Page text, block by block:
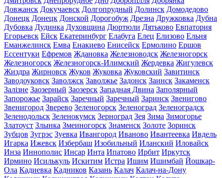
Довжанск Докучаевск Долгопрудный Долинск Домодедово
Донецк Донецк Донской Дорогобуж Дрезна Дружковка Дубна
Дубовка Дудинка Духовщина Дюртюли Дятьково Евпатория
Егорьевск Ейск Екатеринбург Елабуга Елец Елизово Ельня
Еманжелинск Емва Енакиево Енисейск Ермолино Ершов
Ессентуки Ефремов Ждановка Железноводск Железногорск
Железногорск Железногорск-Илимский Жердевка Жигулевск
Жиздра Жирновск Жуков Жуковка Жуковский Завитинск
Заводоуковск Заволжск Заволжье Задонск Заинск Закаменск
Залізне Заозерный Заозерск Западная Двина Заполярный
Запорожье Зарайск Заречный Заречный Заринск Звенигово
Звенигород Зверево Зеленогорск Зеленоград Зеленоградск
Зеленодольск Зеленокумск Зерноград Зея Зима Зимогорье
Златоуст Злынка Змеиногорск Знаменск Золоте Зоринск
Зубцов Зугрэс Зуевка Ивангород Иваново Ивантеевка Ивдель
Игарка Ижевск Избербаш Изобильный Иланский Иловайск
Инза Иннополис Инсар Инта Ипатово Ирбит Иркутск
Ирмино Исилькуль Искитим Истра Ишим Ишимбай Йошкар-
Ола Кадиевка Кадников Казань Калач Калач-на-Дону